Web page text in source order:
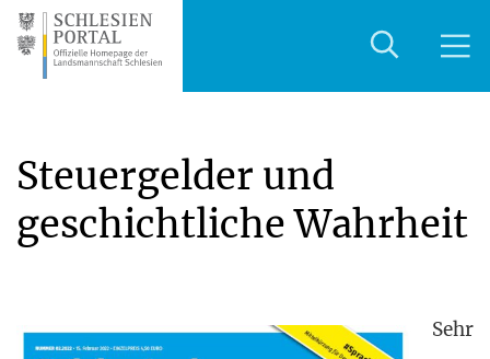
Steuergelder und
geschichtliche Wahrheit
Sehr